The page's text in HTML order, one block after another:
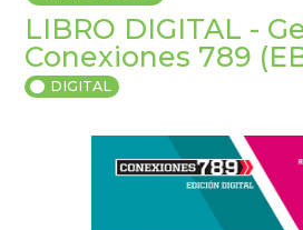
LIBRO DIGITAL -
Conexiones 789
DIGITAL